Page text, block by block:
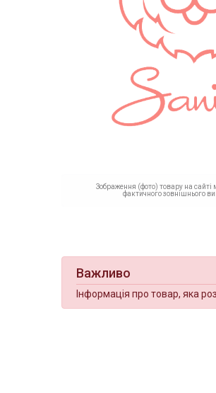
Зображення (фото) товару на сайті
фактичного зовнішнього
Важливо
Інформація про товар, яка